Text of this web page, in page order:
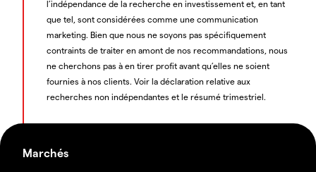
l’indépendance de la recherche en investissement et, en tant
que tel, sont considérées comme une communication
marketing. Bien que nous ne soyons pas spécifiquement
contraints de traiter en amont de nos recommandations, nous
ne cherchons pas à en tirer profit avant qu’elles ne soient
fournies à nos clients. Voir la déclaration relative aux
recherches non indépendantes et le résumé trimestriel.
Marchés